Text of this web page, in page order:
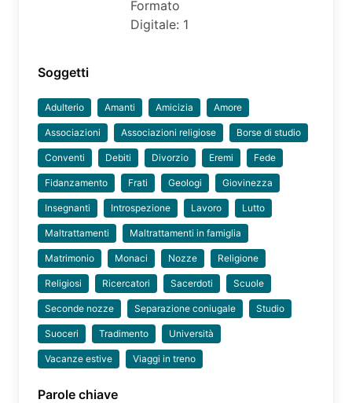
Formato
Digitale: 1
Soggetti
Adulterio Amanti Amicizia Amore
Associazioni Associazioni religiose Borse di studio
Conventi Debiti Divorzio Eremi Fede
Fidanzamento Frati Geologi Giovinezza
Insegnanti Introspezione Lavoro Lutto
Maltrattamenti Maltrattamenti in famiglia
Matrimonio Monaci Nozze Religione
Religiosi Ricercatori Sacerdoti Scuole
Seconde nozze Separazione coniugale Studio
Suoceri Tradimento Università
Vacanze estive Viaggi in treno
Parole chiave